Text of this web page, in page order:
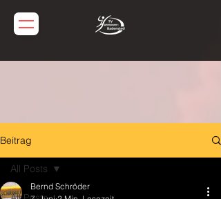
Beitrag
All Posts
Bernd Schröder